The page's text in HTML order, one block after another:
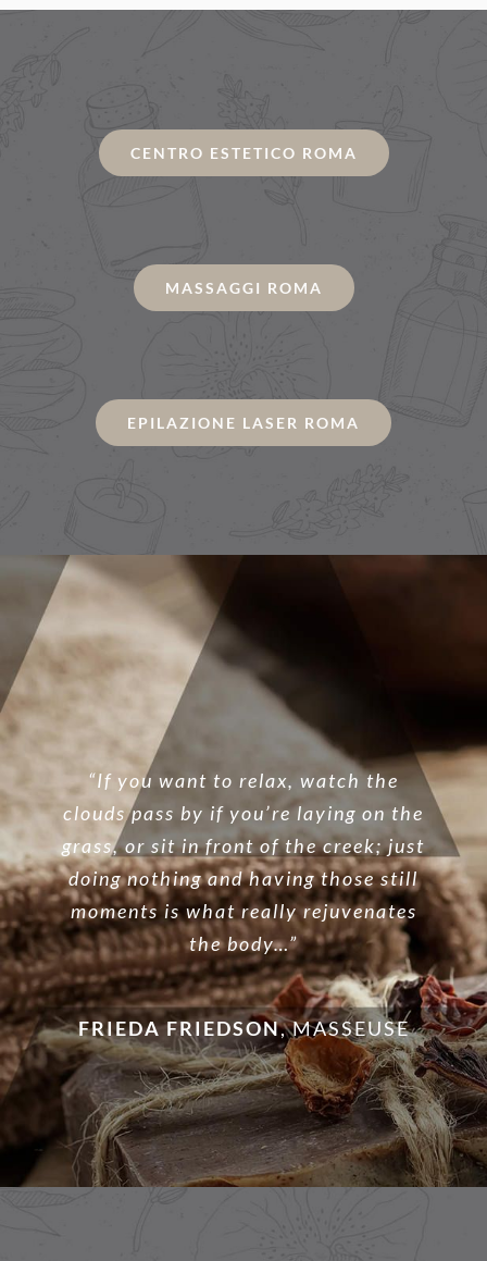
CENTRO ESTETICO ROMA
MASSAGGI ROMA
EPILAZIONE LASER ROMA
“If you want to relax, watch the
clouds pass by if you’re laying on the
grass, or sit in front of the creek; just
doing nothing and having those still
moments is what really rejuvenates
the body…”
FRIEDA FRIEDSON,MASSEUSE